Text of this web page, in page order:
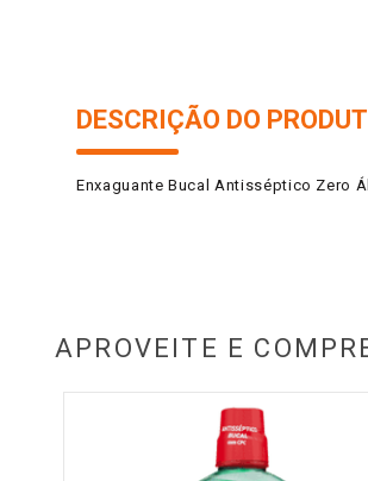
DESCRIÇÃO DO
Enxaguante Bucal Antisséptico Zero
APROVEITE E